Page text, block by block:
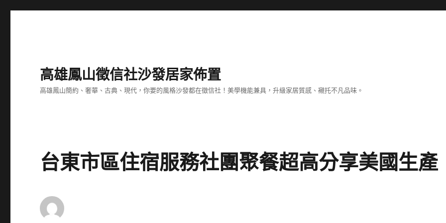
高雄鳳山徵信社沙發居家佈置
高雄鳳山簡約、奢華、古典、現代，你要的風格沙發都在徵信社！美學機能兼具，升級家居質感、襯托不凡品味。
台東市區住宿服務社團聚餐超高分享美國生產